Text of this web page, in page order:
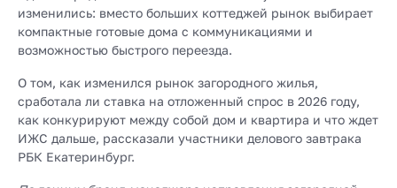
изменились: вместо больших коттеджей рынок выбирает
компактные готовые дома с коммуникациями и
возможностью быстрого переезда.
О том, как изменился рынок загородного жилья,
сработала ли ставка на отложенный спрос в 2026 году,
как конкурируют между собой дом и квартира и что ждет
ИЖС дальше, рассказали участники делового завтрака
РБК Екатеринбург.